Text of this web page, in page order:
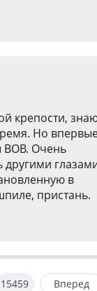
крепости,
Но
ВОВ. Очень
другими
в
пристань.
15459 Вперед